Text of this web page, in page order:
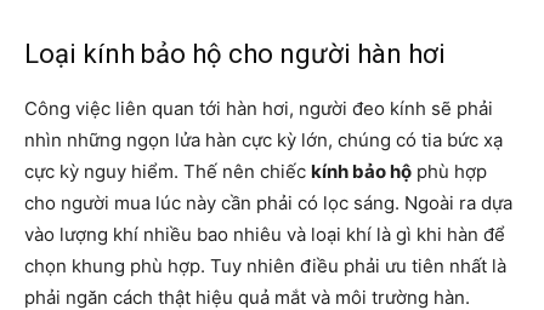
Loại kính bảo hộ cho người hàn hơi
Công việc liên quan tới hàn hơi, người đeo kính sẽ phải
nhìn những ngọn lửa hàn cực kỳ lớn, chúng có tia bức xạ
cực kỳ nguy hiểm. Thế nên chiếc kính bảo hộ phù hợp
cho người mua lúc này cần phải có lọc sáng. Ngoài ra dựa
vào lượng khí nhiều bao nhiêu và loại khí là gì khi hàn để
chọn khung phù hợp. Tuy nhiên điều phải ưu tiên nhất là
phải ngăn cách thật hiệu quả mắt và môi trường hàn.